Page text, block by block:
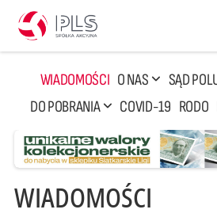
WIADOMOŚCI O NAS SĄD
DO POBRANIA
COVID-19 RODO
WIADOMOŚCI